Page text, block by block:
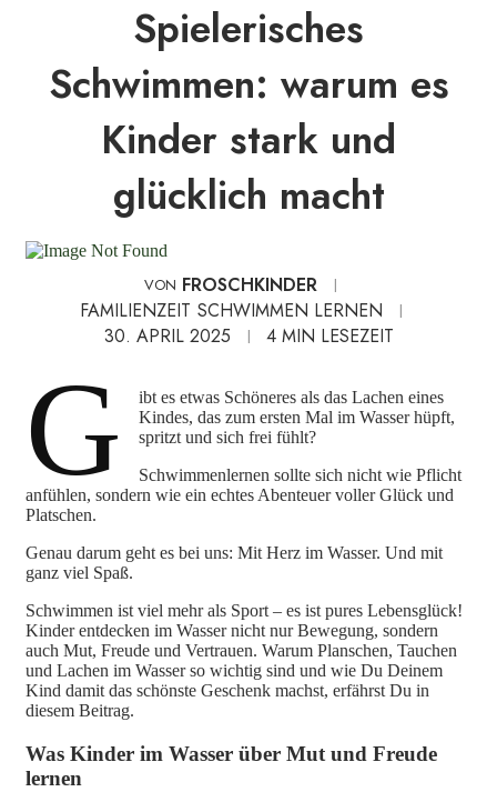
Spielerisches
Schwimmen: warum es
Kinder stark und
glücklich macht
VON FROSCHKINDER
FAMILIENZEIT SCHWIMMEN LERNEN
30. APRIL 2025
4 MIN LESEZEIT
G
ibt es etwas Schöneres als das Lachen eines
Kindes, das zum ersten Mal im Wasser hüpft,
spritzt und sich frei fühlt?
Schwimmenlernen sollte sich nicht wie Pflicht
anfühlen, sondern wie ein echtes Abenteuer voller Glück und
Platschen.
Genau darum geht es bei uns: Mit Herz im Wasser. Und mit
ganz viel Spaß.
Schwimmen ist viel mehr als Sport – es ist pures Lebensglück!
Kinder entdecken im Wasser nicht nur Bewegung, sondern
auch Mut, Freude und Vertrauen. Warum Planschen, Tauchen
und Lachen im Wasser so wichtig sind und wie Du Deinem
Kind damit das schönste Geschenk machst, erfährst Du in
diesem Beitrag.
Was Kinder im Wasser über Mut und Freude
lernen